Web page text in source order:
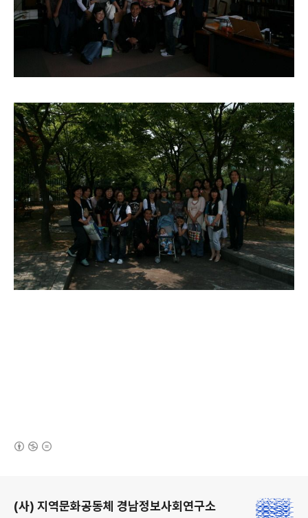
(사) 지역문화공동체 경남정보사회연구소